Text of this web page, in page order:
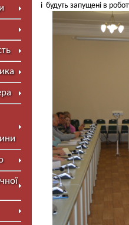
і будуть запущені в